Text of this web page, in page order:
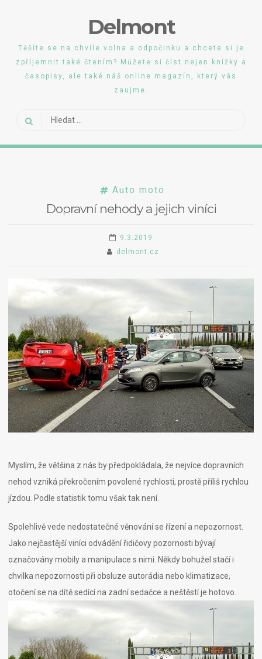
Delmont
Těšíte se na chvíle volna a odpočinku a chcete si je
zpříjemnit také čtením? Můžete si číst nejen knížky a
časopisy, ale také náš online magazín, který vás
zaujme.
Vyhledávání
Auto moto
Dopravní nehody a jejich viníci
9.3.2019
delmont.cz
Myslím, že většina z nás by předpokládala, že nejvíce dopravních
nehod vzniká překročením povolené rychlosti, prostě příliš rychlou
jízdou. Podle statistik tomu však tak není.
Spolehlivě vede nedostatečné věnování se řízení a nepozornost.
Jako nejčastější viníci odvádění řidičovy pozornosti bývají
označovány mobily a manipulace s nimi. Někdy bohužel stačí i
chvilka nepozornosti při obsluze autorádia nebo klimatizace,
otočení se na dítě sedící na zadní sedačce a neštěstí je hotovo.